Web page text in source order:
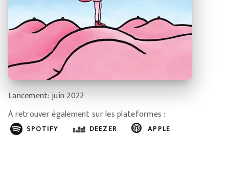
Lancement: juin 2022
À retrouver également sur les plateformes :
SPOTIFY DEEZER APPLE